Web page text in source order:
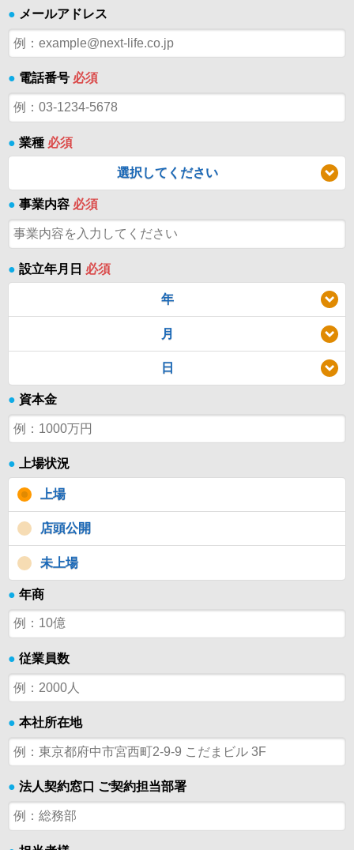
● メールアドレス
● 電話番号 必須
● 業種 必須
選択してください
● 事業内容 必須
● 設立年月日 必須
年
月
日
● 資本金
● 上場状況
上場
店頭公開
未上場
● 年商
● 従業員数
● 本社所在地
● 法人契約窓口 ご契約担当部署